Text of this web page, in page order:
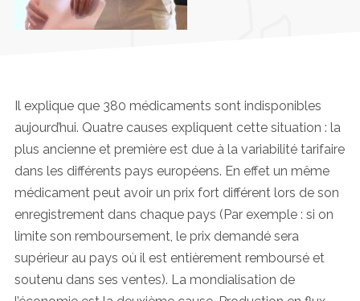
Il explique que 380 médicaments sont indisponibles
aujourd’hui. Quatre causes expliquent cette situation : la
plus ancienne et première est due à la variabilité tarifaire
dans les différents pays européens. En effet un même
médicament peut avoir un prix fort différent lors de son
enregistrement dans chaque pays (Par exemple : si on
limite son remboursement, le prix demandé sera
supérieur au pays où il est entièrement remboursé et
soutenu dans ses ventes). La mondialisation de